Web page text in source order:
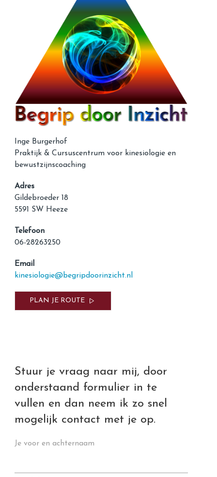
Inge Burgerhof
Praktijk & Cursuscentrum voor kinesiologie en
bewustzijnscoaching
Adres
Gildebroeder 18
5591 SW Heeze
Telefoon
06-28263250
Email
kinesiologie@begripdoorinzicht.nl
PLAN JE ROUTE
Stuur je vraag naar mij, door
onderstaand formulier in te
vullen en dan neem ik zo snel
mogelijk contact met je op.
Je voor en achternaam